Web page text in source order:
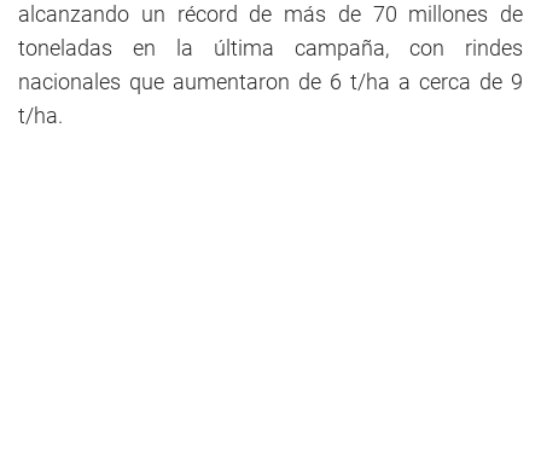
alcanzando un récord de más de 70 millones de
toneladas en la última campaña, con rindes
nacionales que aumentaron de 6 t/ha a cerca de 9
t/ha.